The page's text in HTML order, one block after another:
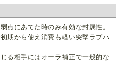
点にあてた時のみ有効な封属性。
期から使え消費も軽い突撃ラブハ
る相手にはオーラ補正で一般的な